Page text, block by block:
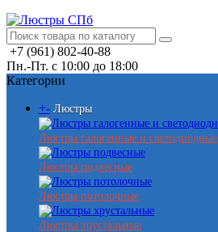
+7 (961) 802-40-88
Пн.-Пт. с 10:00 до 18:00
Категории
+- Люстры
Люстры галогенные и светодиодные
Люстры подвесные
Люстры потолочные
Люстры хрустальные